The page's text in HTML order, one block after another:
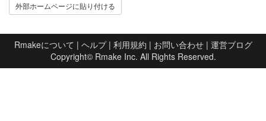
外部ホームページに貼り付ける
Rmakeについて | ヘルプ| 利用規約 | お問い合わせ| 運営ブログ
Copyright© Rmake Inc. All Rights Reserved.